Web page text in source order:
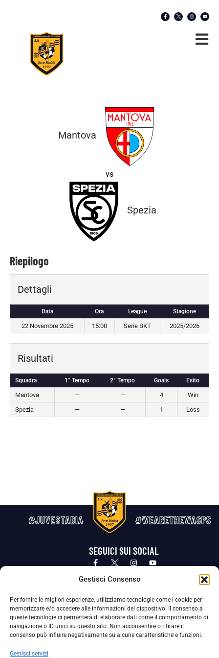
Gestisci Consenso
Per fornire le migliori esperienze, utilizziamo tecnologie come i cookie per
memorizzare e/o accedere alle informazioni del dispositivo. Il consenso a
queste tecnologie ci permetterà di elaborare dati come il comportamento di
navigazione o ID unici su questo sito. Non acconsentire o ritirare il
consenso può influire negativamente su alcune caratteristiche e funzioni.
Gestisci servizi
Mantova
vs
Spezia
Riepilogo
Dettagli
Data Ora League Stagione
22 Novembre 2025 15:00 Serie BKT 2025/2026
Risultati
Squadra 1° Tempo 2° Tempo Goals Esito
Mantova — — 4
Win
Spezia
— — 1 Loss
#JUVESTABIA #WEARETHEWASPS
SEGUICI SUI SOCIAL
Privacy Policy Cookie Policy
La Società ha nominato il Responsabile della Protezione dei Dati Personali (DPO), figura specializzata che vigila sulle modalità
adottate dalla nostra Società per tutelare i Suoi dati personali.
Per contattare il DPO può scrivere a